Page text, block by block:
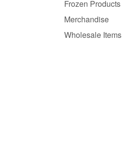
Frozen Products
Merchandise
Wholesale Items